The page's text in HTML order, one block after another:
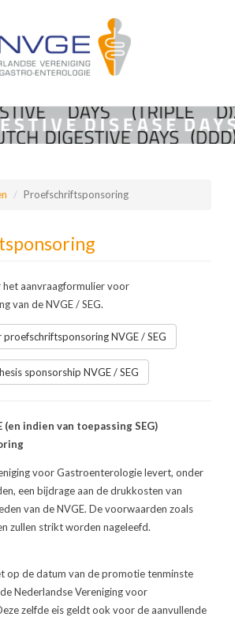
Proefschriftsponsoring
aanvraagformulier voor
van de NVGE / SEG.
NVGE / SEG
sponsorship NVGE / SEG
(en indien van toepassing SEG)
voor Gastroenterologie levert, onder
een bijdrage aan de drukkosten van
van de NVGE. De voorwaarden zoals
zullen strikt worden nageleefd.
op de datum van de promotie tenminste
Nederlandse Vereniging voor
zelfde eis geldt ook voor de aanvullende